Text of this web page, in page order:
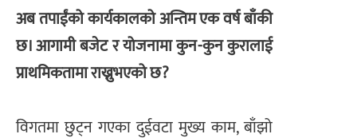
अब तपाईंको कार्यकालको अन्तिम एक वर्ष बाँकी
छ। आगामी बजेट र योजनामा कुन-कुन कुरालाई
प्राथमिकतामा राख्नुभएको छ?
विगतमा छुट्न गएका दुईवटा मुख्य काम, बाँझो